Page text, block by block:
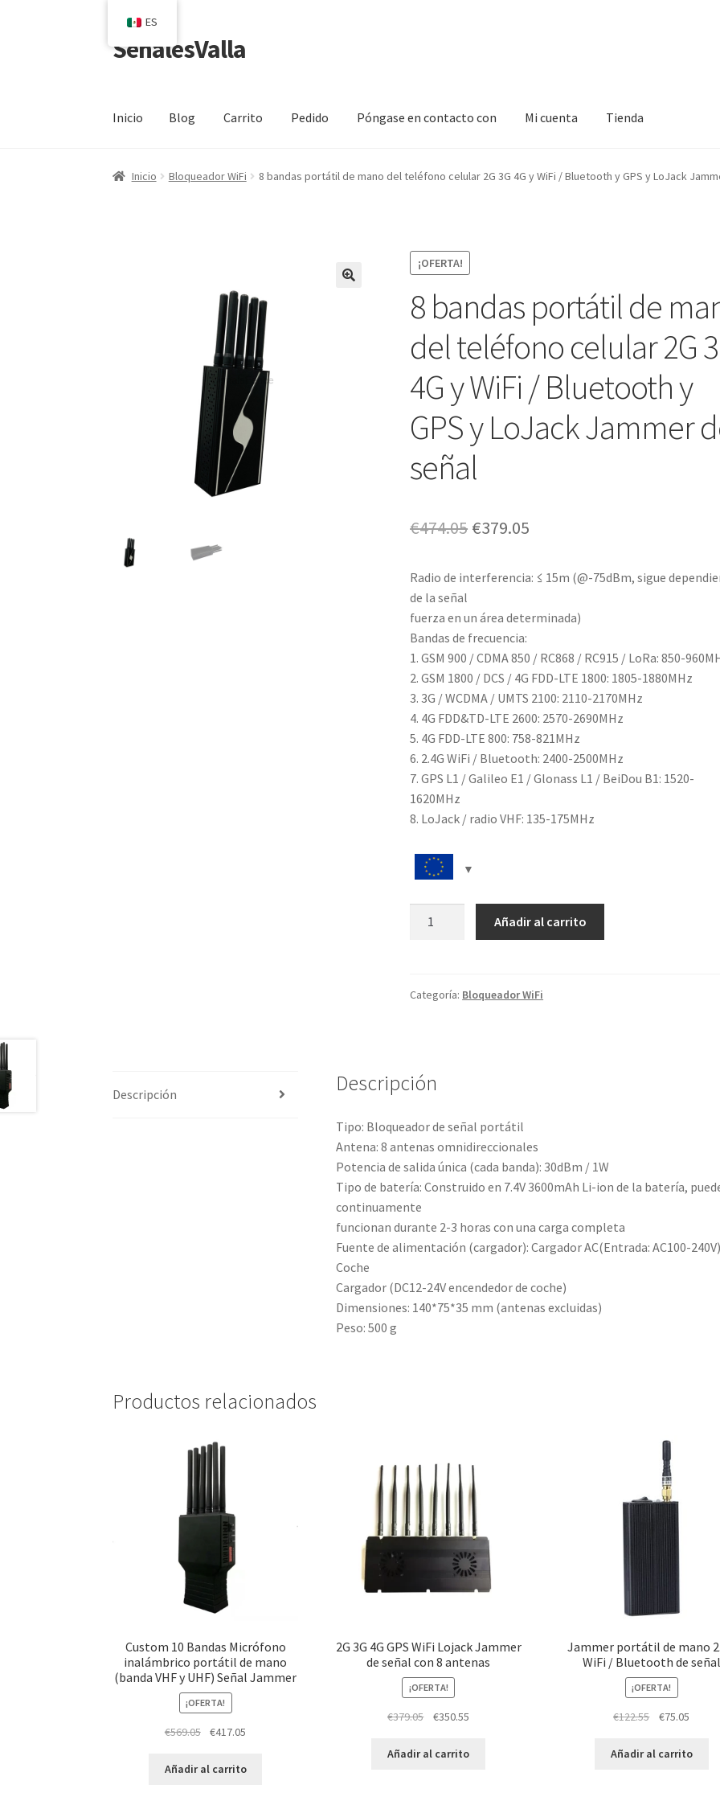
a
al
SeñalesValla
Inicio Blog Carrito Pedido Póngase en contacto con Mi cuenta Tienda
Inicio BlogCarrito Pedido Póngase en contacto con Mi cuenta Tienda
Inicio Bloqueador WiFi 8 bandas portátil de mano del teléfono celular 2G 3G 4G y WiFi / Bluetooth y GPS y LoJack
¡OFERTA!
8 bandas portátil de
del teléfono celular 2G
4G y WiFi / Bluetooth y
GPS y LoJack Jammer
señal
€474.05 Original
was:
€474.05.
€379.05
is:
€379.05.
Radio de interferencia: ≤ 15m (@-75dBm, sigue
de la señal
fuerza en un área determinada)
Bandas de frecuencia:
1. GSM 900 / CDMA 850 / RC868 / RC915 / LoRa: 850-
2. GSM 1800 / DCS / 4G FDD-LTE 1800: 1805-1880MHz
3. 3G / WCDMA / UMTS 2100: 2110-2170MHz
4. 4G FDD&TD-LTE 2600: 2570-2690MHz
5. 4G FDD-LTE 800: 758-821MHz
6. 2.4G WiFi / Bluetooth: 2400-2500MHz
7. GPS L1 / Galileo E1 / Glonass L1 / BeiDou B1: 1520-
1620MHz
8. LoJack / radio VHF: 135-175MHz
Cell
4G
&
/
Bluetooth
&
GPS
&
LoJack
Signal
cantidad
Añadir al carrito
Categoría: Bloqueador WiFi
Descripción Descripción
Tipo: Bloqueador de señal portátil
Antena: 8 antenas omnidireccionales
Potencia de salida única (cada banda): 30dBm / 1W
Tipo de batería: Construido en 7.4V 3600mAh Li-ion de la batería,
continuamente
funcionan durante 2-3 horas con una carga completa
Fuente de alimentación (cargador): Cargador AC(Entrada: AC100-
Coche
Cargador (DC12-24V encendedor de coche)
Dimensiones: 140*75*35 mm (antenas excluidas)
Peso: 500 g
Productos relacionados
Custom 10 Bandas Micrófono
inalámbrico portátil de mano
(banda VHF y UHF) Señal Jammer
¡OFERTA!
€569.05
Original
was:
€417.05
is:
Añadir al carrito
2G 3G 4G GPS WiFi Lojack Jammer
de señal con 8 antenas
¡OFERTA!
€379.05
Original
was:
€350.55
is:
Añadir al carrito
Jammer portátil de mano
WiFi / Bluetooth de señal
¡OFERTA!
€122.55
Original
was:
€75.05
is:
Añadir al carrito
ES